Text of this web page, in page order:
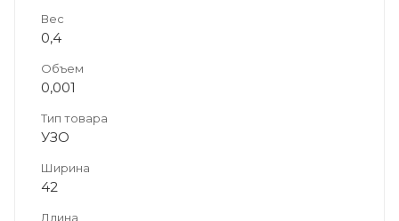
Вес
0,4
Объем
0,001
Тип товара
УЗО
Ширина
42
Длина